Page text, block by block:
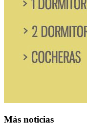
Más noticias